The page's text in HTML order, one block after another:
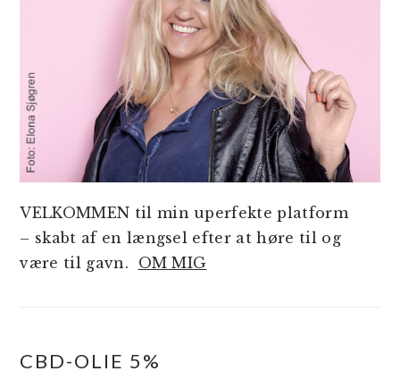
VELKOMMEN til min uperfekte platform
– skabt af en længsel efter at høre til og
være til gavn. OM MIG
CBD-OLIE 5%